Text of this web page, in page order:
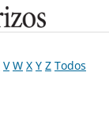
V W X Y Z Todos